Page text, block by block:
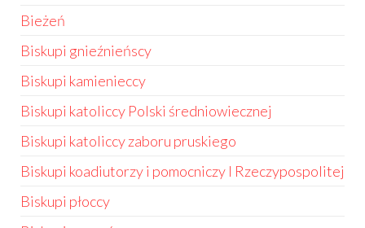
Bieżeń
Biskupi gnieźnieńscy
Biskupi kamienieccy
Biskupi katoliccy Polski średniowiecznej
Biskupi katoliccy zaboru pruskiego
Biskupi koadiutorzy i pomocniczy I Rzeczypospolitej
Biskupi płoccy